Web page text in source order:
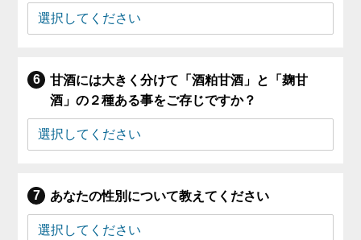
甘酒には大きく分けて「酒粕甘酒」と「麹甘
酒」の２種ある事をご存じですか？
あなたの性別について教えてください